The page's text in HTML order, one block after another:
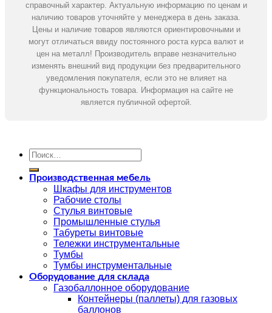
справочный характер. Актуальную информацию по ценам и
наличию товаров уточняйте у менеджера в день заказа.
Цены и наличие товаров являются ориентировочными и
могут отличаться ввиду постоянного роста курса валют и
цен на металл! Производитель вправе незначительно
изменять внешний вид продукции без предварительного
уведомления покупателя, если это не влияет на
функциональность товара. Информация на сайте не
является публичной офертой.
Искать:
Производственная мебель
Шкафы для инструментов
Рабочие столы
Стулья винтовые
Промышленные стулья
Табуреты винтовые
Тележки инструментальные
Тумбы
Тумбы инструментальные
Оборудование для склада
Газобаллонное оборудование
Контейнеры (паллеты) для газовых
баллонов